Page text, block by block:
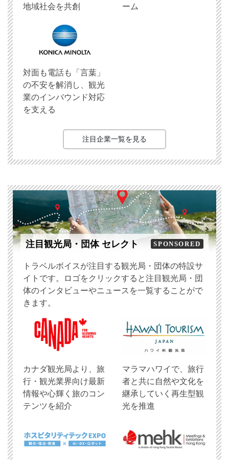
地域社会を共創 ーム
対面も電話も「言葉」
の不安を解消し、観光
業のインバウンド対応
を支える
注目企業一覧を見る
注目観光局・団体 セレクト SPONSORED
トラベルボイスが注目する観光局・団体の特設サ
イトです。ロゴをクリックすると注目観光局・団
体のインタビューやニュースを一覧することがで
きます。
​カナダ観光局より、旅
行・観光業界向け最新
情報や心輝く旅のコン
テンツを紹介
マラマハワイで、旅行
者と共に自然や文化を
継承していく再生型観
光を推進